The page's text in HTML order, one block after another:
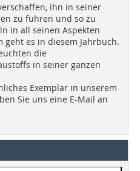
ihn in seiner
zu führen und so zu
in all seinen Aspekten
es in diesem Jahrbuch.
die
in seiner ganzen
Exemplar in unserem
Sie uns eine E-Mail an